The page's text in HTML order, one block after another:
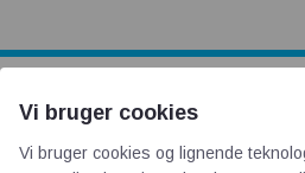
AOT
Vi bruger cookies
Vi bruger cookies og lignende